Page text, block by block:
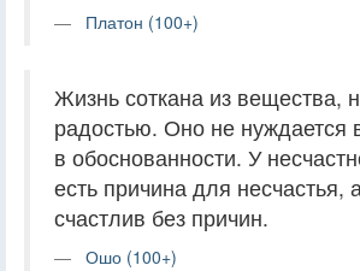
Платон (100+)
Жизнь соткана из вещества,
радостью. Оно не нуждается
в обоснованности. У
есть причина для несчастья,
счастлив без причин.
Ошо (100+)